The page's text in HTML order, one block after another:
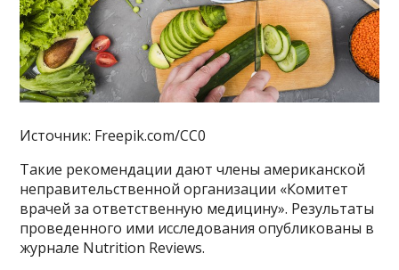
Источник: Freepik.com/CC0
Такие рекомендации дают члены американской
неправительственной организации «Комитет
врачей за ответственную медицину». Результаты
проведенного ими исследования опубликованы в
журнале Nutrition Reviews.